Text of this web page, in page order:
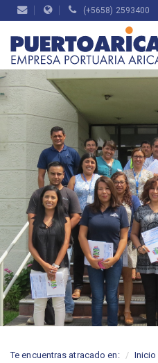
(+5658) 2593400
Te encuentras atracado en: Inicio